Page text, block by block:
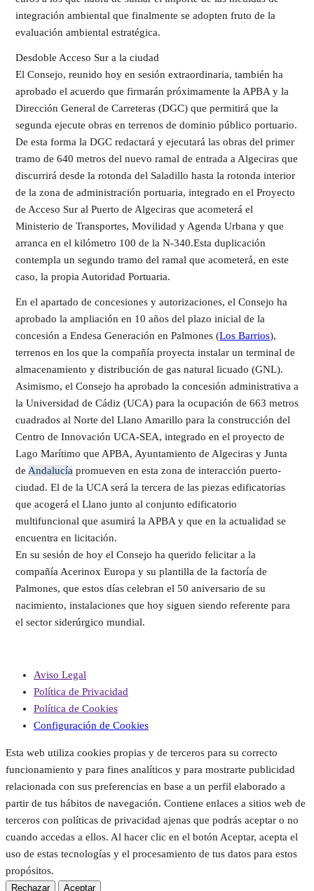
integración ambiental que finalmente se adopten fruto de la
evaluación ambiental estratégica.
Desdoble Acceso Sur a la ciudad
El Consejo, reunido hoy en sesión extraordinaria, también ha
aprobado el acuerdo que firmarán próximamente la APBA y la
Dirección General de Carreteras (DGC) que permitirá que la
segunda ejecute obras en terrenos de dominio público portuario.
De esta forma la DGC redactará y ejecutará las obras del primer
tramo de 640 metros del nuevo ramal de entrada a Algeciras que
discurrirá desde la rotonda del Saladillo hasta la rotonda interior
de la zona de administración portuaria, integrado en el Proyecto
de Acceso Sur al Puerto de Algeciras que acometerá el
Ministerio de Transportes, Movilidad y Agenda Urbana y que
arranca en el kilómetro 100 de la N-340.Esta duplicación
contempla un segundo tramo del ramal que acometerá, en este
caso, la propia Autoridad Portuaria.
En el apartado de concesiones y autorizaciones, el Consejo ha
aprobado la ampliación en 10 años del plazo inicial de la
concesión a Endesa Generación en Palmones (Los Barrios),
terrenos en los que la compañía proyecta instalar un terminal de
almacenamiento y distribución de gas natural licuado (GNL).
Asimismo, el Consejo ha aprobado la concesión administrativa a
la Universidad de Cádiz (UCA) para la ocupación de 663 metros
cuadrados al Norte del Llano Amarillo para la construcción del
Centro de Innovación UCA-SEA, integrado en el proyecto de
Lago Marítimo que APBA, Ayuntamiento de Algeciras y Junta
de Andalucía promueven en esta zona de interacción puerto-
ciudad. El de la UCA será la tercera de las piezas edificatorias
que acogerá el Llano junto al conjunto edificatorio
multifuncional que asumirá la APBA y que en la actualidad se
encuentra en licitación.
En su sesión de hoy el Consejo ha querido felicitar a la
compañía Acerinox Europa y su plantilla de la factoría de
Palmones, que estos días celebran el 50 aniversario de su
nacimiento, instalaciones que hoy siguen siendo referente para
el sector siderúrgico mundial.
Aviso Legal
Política de Privacidad
Política de Cookies
Configuración de Cookies
Esta web utiliza cookies propias y de terceros para su correcto
funcionamiento y para fines analíticos y para mostrarte publicidad
relacionada con sus preferencias en base a un perfil elaborado a
partir de tus hábitos de navegación. Contiene enlaces a sitios web de
terceros con políticas de privacidad ajenas que podrás aceptar o no
cuando accedas a ellos. Al hacer clic en el botón Aceptar, acepta el
uso de estas tecnologías y el procesamiento de tus datos para estos
propósitos.
Rechazar Aceptar